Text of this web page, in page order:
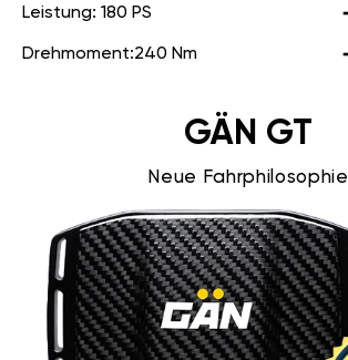
Leistung: 180 PS
Drehmoment:240 Nm
GÄN GT
Neue Fahrphilosophie